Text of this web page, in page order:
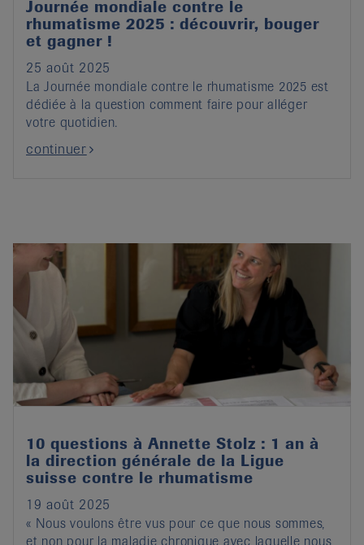
Journée mondiale contre le
rhumatisme 2025 : découvrir, bouger
et gagner !
25 août 2025
La Journée mondiale contre le rhumatisme 2025 est
dédiée à la question comment faire pour alléger
votre quotidien.
continuer
10 questions à Annette Stolz : 1 an à
la direction générale de la Ligue
suisse contre le rhumatisme
19 août 2025
« Nous voulons être vus pour ce que nous sommes,
et non pour la maladie chronique avec laquelle nous